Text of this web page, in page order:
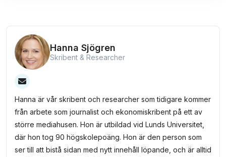
Hanna Sjögren
Skribent & Researcher
Hanna är vår skribent och researcher som tidigare kommer
från arbete som journalist och ekonomiskribent på ett av
större mediahusen. Hon är utbildad vid Lunds Universitet,
där hon tog 90 högskolepoäng. Hon är den person som
ser till att bistå sidan med nytt innehåll löpande, och är alltid